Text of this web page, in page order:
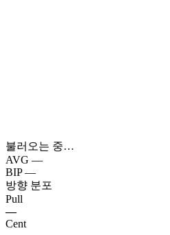
불러오는 중…
AVG —
BIP —
방향 분포
Pull
—
Cent